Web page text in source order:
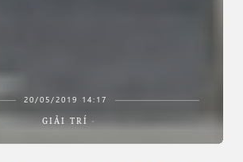
20/05/2019 14:17
GIẢI TRÍ